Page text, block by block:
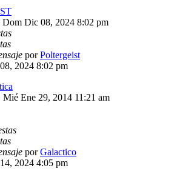
Dom Dic 08, 2024 8:02 pm
porPoltergeist
2024 8:02 pm
Mié Ene 29, 2014 11:21 am
porGalactico
2024 4:05 pm